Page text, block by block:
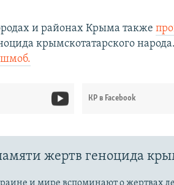
и районах Крыма также
крымскотатарского
КР в Facebook
жертв геноцида
и мире вспоминают о жертвах